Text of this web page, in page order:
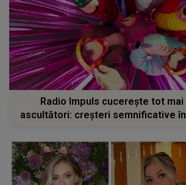
Radio Impuls cucerește tot mai
ascultători: creșteri semnificative